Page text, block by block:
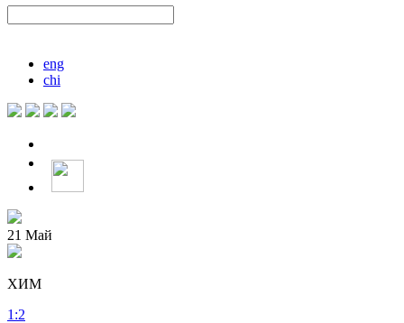
eng
chi
21 Май
ХИМ
1 :2